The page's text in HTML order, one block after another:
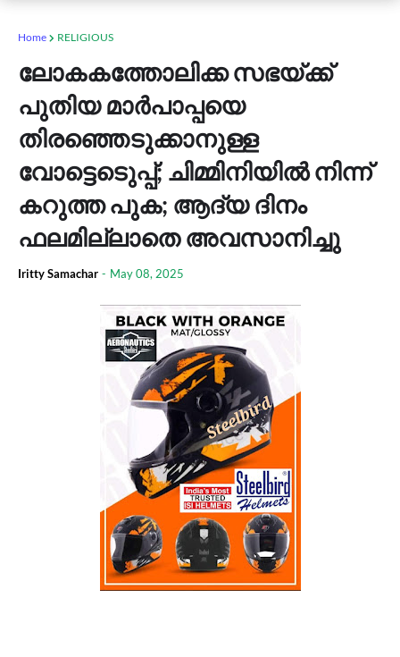
Home RELIGIOUS
ലോകകത്തോലിക്ക സഭയ്ക്ക്
പുതിയ മാര്‍പാപ്പയെ
തിരഞ്ഞെടുക്കാനുള്ള
വോട്ടെടെുപ്പ്; ചിമ്മിനിയില്‍ നിന്ന്
കറുത്ത പുക; ആദ്യ ദിനം
ഫലമില്ലാതെ അവസാനിച്ചു
Iritty Samachar - May 08, 2025